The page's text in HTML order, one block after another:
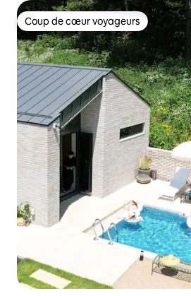
Lecture, montagne et étoiles !
Coup de cœur voyageurs
Coup de cœur voyageurs